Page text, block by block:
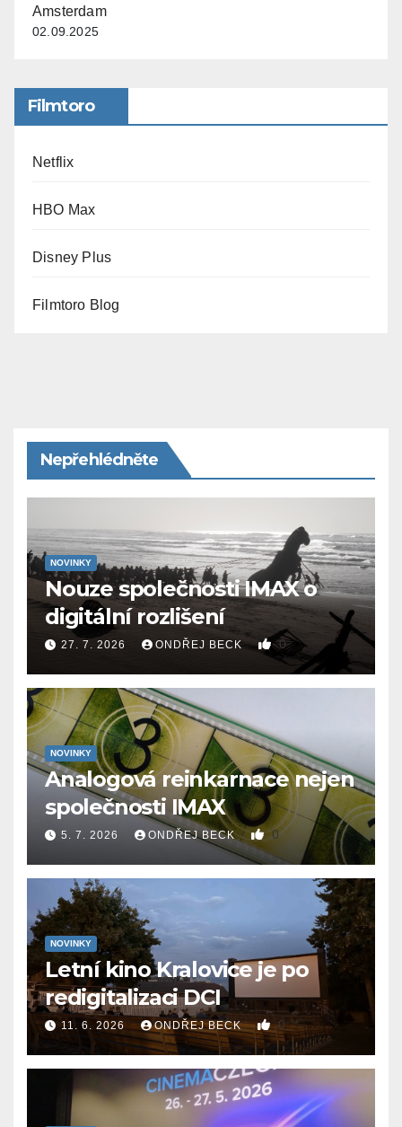
Amsterdam
02.09.2025
Filmtoro
Netflix
HBO Max
Disney Plus
Filmtoro Blog
Nepřehlédněte
NOVINKY
Nouze společnosti IMAX o
digitální rozlišení
27. 7. 2026 ONDŘEJ BECK 0
NOVINKY
Analogová reinkarnace nejen
společnosti IMAX
5. 7. 2026 ONDŘEJ BECK 0
NOVINKY
Letní kino Kralovice je po
redigitalizaci DCI
11. 6. 2026 ONDŘEJ BECK 0